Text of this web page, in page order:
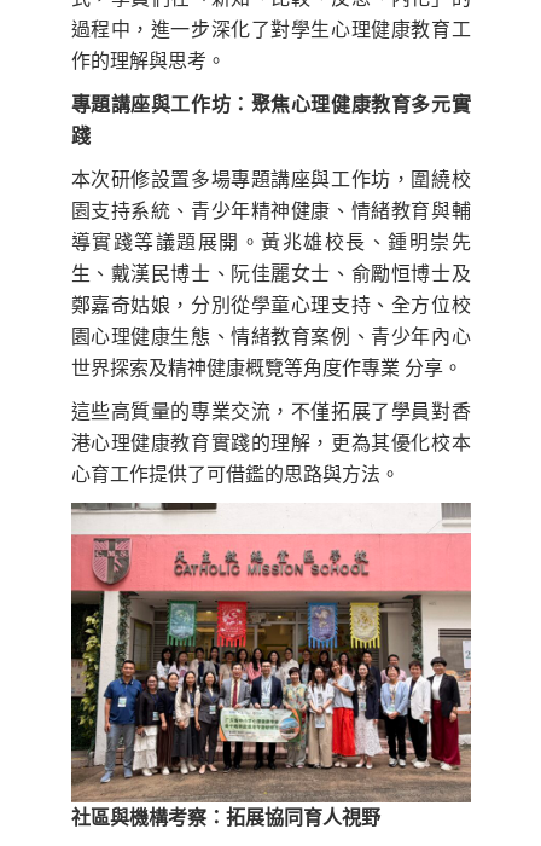
過程中，進一步深化了對學生心理健康教育工
作的理解與思考。
專題講座與工作坊：聚焦心理健康教育多元實
踐
本次研修設置多場專題講座與工作坊，圍繞校
園支持系統、青少年精神健康、情緒教育與輔
導實踐等議題展開。黃兆雄校長、鍾明崇先
生、戴漢民博士、阮佳麗女士、俞勵恒博士及
鄭嘉奇姑娘，分別從學童心理支持、全方位校
園心理健康生態、情緒教育案例、青少年內心
世界探索及精神健康概覽等角度作專業 分享。
這些高質量的專業交流，不僅拓展了學員對香
港心理健康教育實踐的理解，更為其優化校本
心育工作提供了可借鑑的思路與方法。
社區與機構考察：拓展協同育人視野